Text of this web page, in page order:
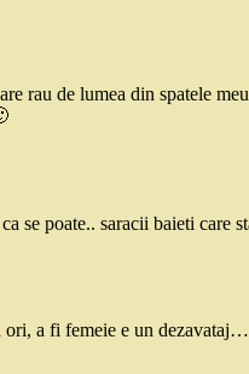
rau de lumea din spatele
se poate.. saracii baieti care
ori, a fi femeie e un